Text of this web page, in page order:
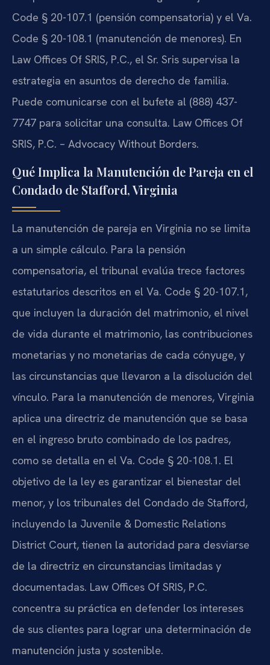
Code § 20-107.1 (pensión compensatoria) y el Va.
Code § 20-108.1 (manutención de menores). En
Law Offices Of SRIS, P.C., el Sr. Sris supervisa la
estrategia en asuntos de derecho de familia.
Puede comunicarse con el bufete al (888) 437-
7747 para solicitar una consulta. Law Offices Of
SRIS, P.C. – Advocacy Without Borders.
Qué Implica la Manutención de Pareja en el
Condado de Stafford, Virginia
La manutención de pareja en Virginia no se limita
a un simple cálculo. Para la pensión
compensatoria, el tribunal evalúa trece factores
estatutarios descritos en el Va. Code § 20-107.1,
que incluyen la duración del matrimonio, el nivel
de vida durante el matrimonio, las contribuciones
monetarias y no monetarias de cada cónyuge, y
las circunstancias que llevaron a la disolución del
vínculo. Para la manutención de menores, Virginia
aplica una directriz de manutención que se basa
en el ingreso bruto combinado de los padres,
como se detalla en el Va. Code § 20-108.1. El
objetivo de la ley es garantizar el bienestar del
menor, y los tribunales del Condado de Stafford,
incluyendo la Juvenile & Domestic Relations
District Court, tienen la autoridad para desviarse
de la directriz en circunstancias limitadas y
documentadas. Law Offices Of SRIS, P.C.
concentra su práctica en defender los intereses
de sus clientes para lograr una determinación de
manutención justa y sostenible.